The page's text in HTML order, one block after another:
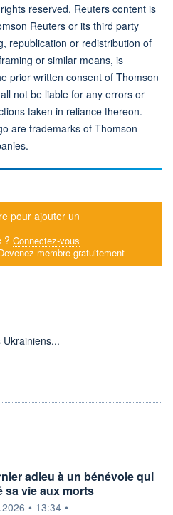
reserved. Reuters content is
Reuters or its third party
republication or redistribution of
or similar means, is
prior written consent of Thomson
not be liable for any errors or
taken in reliance thereon.
are trademarks of Thomson
pour ajouter un
? Connectez-vous
membre gratuitement
adieu à un bénévole qui
sa vie aux morts
par
• 13:34 •